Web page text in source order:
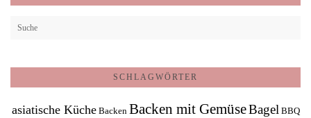
SCHLAGWÖRTER
asiatische Küche Backen Backen mit GemüseBagel BBQ